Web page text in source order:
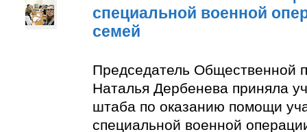
специальной военной
семей
Председатель Общественной
Наталья Дербенева приняла
штаба по оказанию помощи
специальной военной